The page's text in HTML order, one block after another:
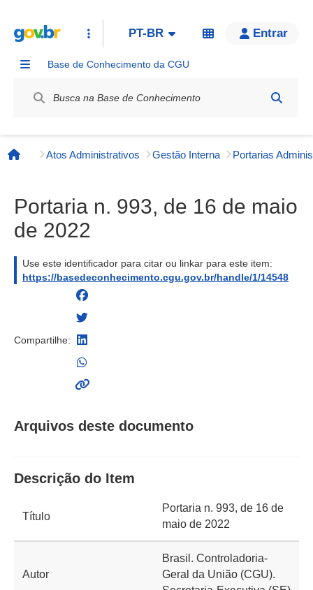
PT-BR Entrar
Base de Conhecimento da CGU
Página inicial
Atos Administrativos Gestão Interna
Portaria n. 993, de 16 de maio
de 2022
Use este identificador para citar ou linkar para este item:
https://basedeconhecimento.cgu.gov.br/handle/1/14548
Compartilhe:
Arquivos deste documento
Descrição do Item
Título
Portaria n. 993, de 16 de
maio de 2022
Autor
Brasil. Controladoria-
Geral da União (CGU).